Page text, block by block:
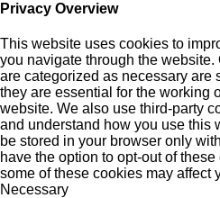
Privacy Overview
This website uses cookies to
you navigate through the website.
are categorized as necessary are
they are essential for the working
website. We also use third-party
and understand how you use this
be stored in your browser only
have the option to opt-out of
some of these cookies may affect
Necessary